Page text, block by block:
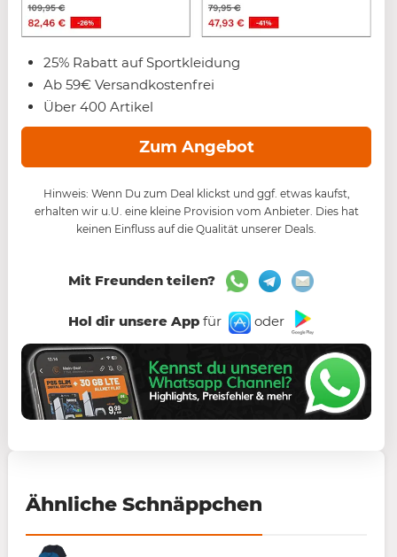
25% Rabatt auf Sportkleidung
Ab 59€ Versandkostenfrei
Über 400 Artikel
Zum Angebot
Hinweis: Wenn Du zum Deal klickst und ggf. etwas kaufst,
erhalten wir u.U. eine kleine Provision vom Anbieter. Dies hat
keinen Einfluss auf die Qualität unserer Deals.
Mit Freunden teilen?
Hol dir unsere Appfür oder
Ähnliche Schnäppchen